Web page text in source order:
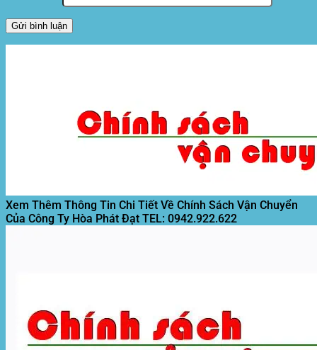
Xem Thêm Thông Tin Chi Tiết Về Chính Sách Vận Chuyển
Của Công Ty Hòa Phát Đạt TEL: 0942.922.622